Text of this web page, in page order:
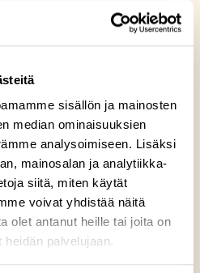
sisällön ja mainosten
median ominaisuuksien
analysoimiseen. Lisäksi
mainosalan ja analytiikka-
siitä, miten käytät
voivat yhdistää näitä
olet antanut heille tai joita on
palvelujaan.
kiisseli on joulun